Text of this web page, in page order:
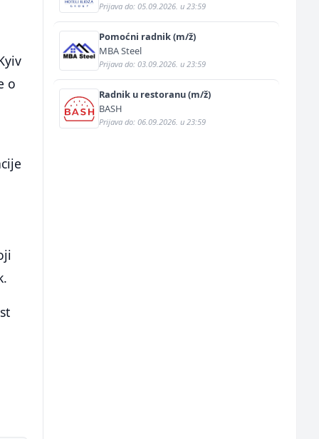
o
Prijava do: 05.09.2026. u 23:59
Pomoćni radnik (m/ž)
MBA Steel
Prijava do: 03.09.2026. u 23:59
Radnik u restoranu (m/ž)
BASH
Prijava do: 06.09.2026. u 23:59